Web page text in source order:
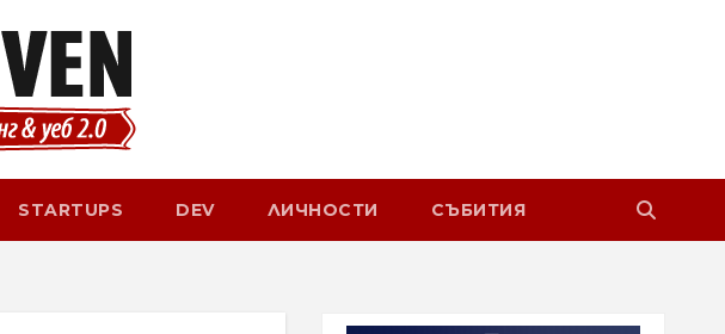
STARTUPS DEV ЛИЧНОСТИ СЪБИТИЯ